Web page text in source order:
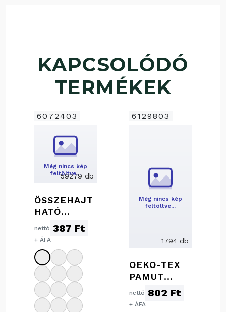
KAPCSOLÓDÓ
TERMÉKEK
6072403
Még nincs kép
feltöltve…
59279 db
ÖSSZEHAJT
HATÓ
BEVÁSÁRLÓ
TÁSKA
nettó 387 Ft
+ ÁFA
6129803
Még nincs kép
feltöltve…
1794 db
OEKO-TEX
PAMUT
TORNAZSÁK
nettó 802 Ft
+ ÁFA